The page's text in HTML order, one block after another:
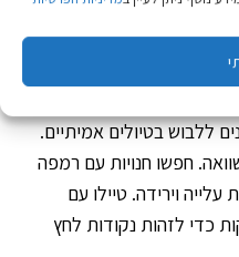
ללבוש בטיולים אמיתיים.
להשוואה. חפשו חנויות עם רמפה
וירידה. טיילו עם
בחנות לפחות 10-15 דקות כדי לזהות נקודות לחץ